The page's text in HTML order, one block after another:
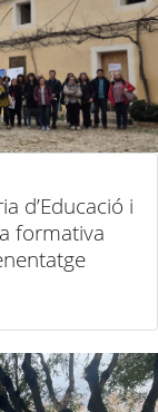
d’Educació i
formativa